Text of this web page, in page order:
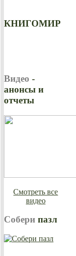
КНИГОМИР
Видео -
анонсы и
отчеты
Смотреть все
видео
Собери пазл